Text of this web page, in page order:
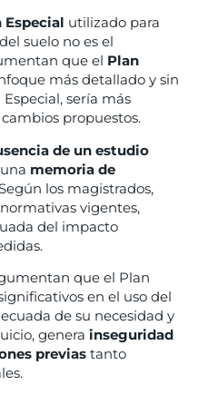
Especial utilizado para
suelo no es el
que el Plan
más detallado y sin
sería más
propuestos.
de un estudio
memoria de
los magistrados,
vigentes,
del impacto
que el Plan
en el uso del
de su necesidad y
genera inseguridad
previastanto